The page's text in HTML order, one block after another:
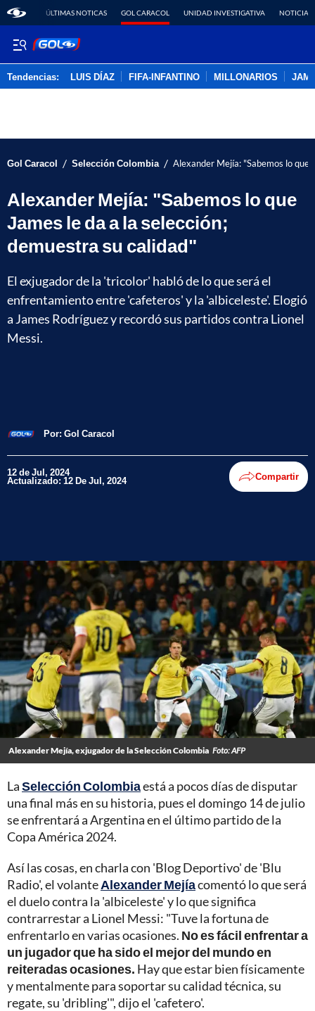
ÚLTIMAS NOTICAS GOL CARACOL UNIDAD INVESTIGATIVA NOTICIAS
Tendencias: LUIS DÍAZ FIFA-INFANTINO MILLONARIOS
Gol Caracol / Selección Colombia / Alexander Mejía: "Sabemos lo que
Alexander Mejía: "Sabemos lo que
James le da a la selección;
demuestra su calidad"
El exjugador de la 'tricolor' habló de lo que será el
enfrentamiento entre 'cafeteros' y la 'albiceleste'. Elogió
a James Rodríguez y recordó sus partidos contra Lionel
Messi.
Por: Gol Caracol
12 de Jul, 2024
Actualizado: 12 De Jul, 2024 Compartir
Alexander Mejía, exjugador de la Selección Colombia Foto: AFP
LaSelección Colombiaestá a pocos días de disputar
una final más en su historia, pues el domingo 14 de julio
se enfrentará a Argentina en el último partido de la
Copa América 2024.
Así las cosas, en charla con 'Blog Deportivo' de 'Blu
Radio', el volanteAlexander Mejíacomentó lo que será
el duelo contra la 'albiceleste' y lo que significa
contrarrestar a Lionel Messi: "Tuve la fortuna de
enfrentarlo en varias ocasiones. No es fácil enfrentar a
un jugador que ha sido el mejor del mundo en
reiteradas ocasiones. Hay que estar bien físicamente
y mentalmente para soportar su calidad técnica, su
regate, su 'dribling'", dijo el 'cafetero'.